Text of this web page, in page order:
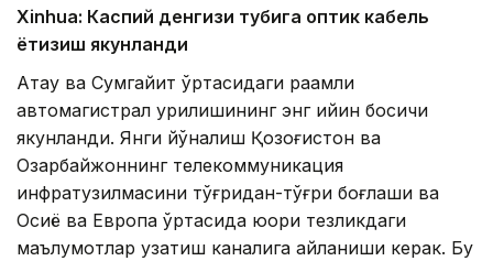
Xinhuа: Каспий денгизи тубига оптик кабель
ётқизиш якунланди
Ақтау ва Сумгайит ўртасидаги рақамли
автомагистрал қурилишининг энг қийин босқичи
якунланди. Янги йўналиш Қозоғистон ва
Озарбайжоннинг телекоммуникация
инфратузилмасини тўғридан-тўғри боғлаши ва
Осиё ва Европа ўртасида юқори тезликдаги
маълумотлар узатиш каналига айланиши керак. Бу